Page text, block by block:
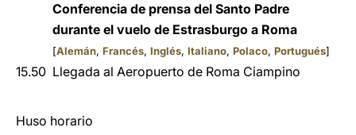
Conferencia de prensa del Santo Padre
durante el vuelo de Estrasburgo a Roma
[Alemán, Francés, Inglés, Italiano, Polaco, Portugués]
15.50 Llegada al Aeropuerto de Roma Ciampino
Huso horario